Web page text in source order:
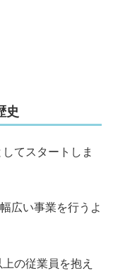
史
てスタートしま
広い事業を行うよ
の従業員を抱え